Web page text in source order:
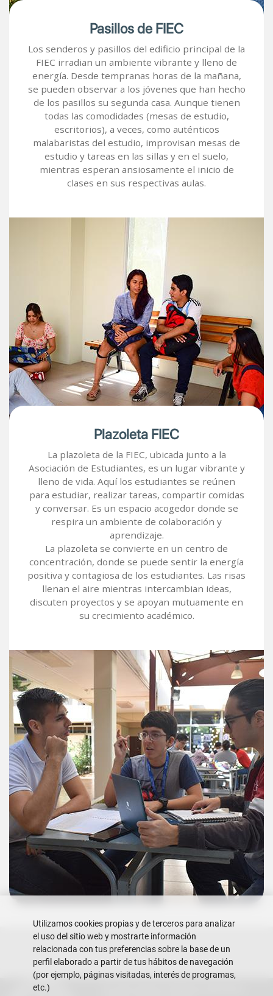
Pasillos de FIEC
Los senderos y pasillos del edificio principal de la
FIEC irradian un ambiente vibrante y lleno de
energía. Desde tempranas horas de la mañana,
se pueden observar a los jóvenes que han hecho
de los pasillos su segunda casa. Aunque tienen
todas las comodidades (mesas de estudio,
escritorios), a veces, como auténticos
malabaristas del estudio, improvisan mesas de
estudio y tareas en las sillas y en el suelo,
mientras esperan ansiosamente el inicio de
clases en sus respectivas aulas.
Plazoleta FIEC
La plazoleta de la FIEC, ubicada junto a la
Asociación de Estudiantes, es un lugar vibrante y
lleno de vida. Aquí los estudiantes se reúnen
para estudiar, realizar tareas, compartir comidas
y conversar. Es un espacio acogedor donde se
respira un ambiente de colaboración y
aprendizaje.
La plazoleta se convierte en un centro de
concentración, donde se puede sentir la energía
positiva y contagiosa de los estudiantes. Las risas
llenan el aire mientras intercambian ideas,
discuten proyectos y se apoyan mutuamente en
su crecimiento académico.
Image
Utilizamos cookies propias y de terceros para analizar
el uso del sitio web y mostrarte información
relacionada con tus preferencias sobre la base de un
perfil elaborado a partir de tus hábitos de navegación
(por ejemplo, páginas visitadas, interés de programas,
etc.)